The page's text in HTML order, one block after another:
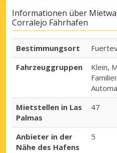
Informationen über
Corralejo Fährhafen
Bestimmungsort
Fahrzeuggruppen
Klein,
Mietstellen in Las
Palmas
47
Anbieter in der
Nähe des Hafens
5